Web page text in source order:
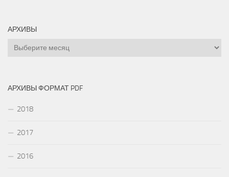
АРХИВЫ
Архивы
АРХИВЫ ФОРМАТ PDF
2018
2017
2016